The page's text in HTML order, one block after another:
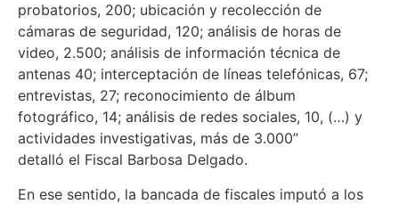
probatorios, 200; ubicación y recolección de
cámaras de seguridad, 120; análisis de horas de
video, 2.500; análisis de información técnica de
antenas 40; interceptación de líneas telefónicas, 67;
entrevistas, 27; reconocimiento de álbum
fotográfico, 14; análisis de redes sociales, 10, (…) y
actividades investigativas, más de 3.000”
detalló el Fiscal Barbosa Delgado.
En ese sentido, la bancada de fiscales imputó a los